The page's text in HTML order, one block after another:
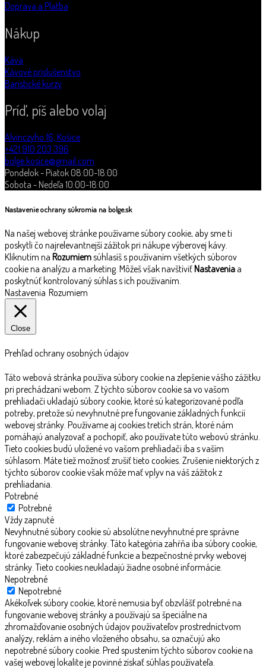
Doprava a Platba
Nákup
Káva
Kávové príslušenstvo
Baristické kurzy
Príď, píš alebo volaj
Alvinczyho 16, Košice
+421 910 203 396
bolge.kosice@gmail.com
Pondelok - Piatok 08:00-18:00
Sobota - Nedeľa 10:00-18:00
Nastavenie ochrany súkromia na bolge.sk
Na našej webovej stránke používame súbory cookie, aby sme ti
poskytli čo najrelevantnejší zážitok pri nákupe výberovej kávy.
Kliknutím na Rozumiemsúhlasíš s používaním všetkých súborov
cookie na analýzu a marketing. Môžeš však navštíviťNastavenia a
poskytnúť kontrolovaný súhlas s ich používaním.
Nastavenia Rozumiem
Close
Prehľad ochrany osobných údajov
Táto webová stránka používa súbory cookie na zlepšenie vášho zážitku
pri prechádzaní webom. Z týchto súborov cookie sa vo vašom
prehliadači ukladajú súbory cookie, ktoré sú kategorizované podľa
potreby, pretože sú nevyhnutné pre fungovanie základných funkcií
webovej stránky. Používame aj cookies tretích strán, ktoré nám
pomáhajú analyzovať a pochopiť, ako používate túto webovú stránku.
Tieto cookies budú uložené vo vašom prehliadači iba s vaším
súhlasom. Máte tiež možnosť zrušiť tieto cookies. Zrušenie niektorých z
týchto súborov cookie však môže mať vplyv na váš zážitok z
prehliadania.
Potrebné
Potrebné
Vždy zapnuté
Nevyhnutné súbory cookie sú absolútne nevyhnutné pre správne
fungovanie webovej stránky. Táto kategória zahŕňa iba súbory cookie,
ktoré zabezpečujú základné funkcie a bezpečnostné prvky webovej
stránky. Tieto cookies neukladajú žiadne osobné informácie.
Nepotrebné
Nepotrebné
Akékoľvek súbory cookie, ktoré nemusia byť obzvlášť potrebné na
fungovanie webovej stránky a používajú sa špeciálne na
zhromažďovanie osobných údajov používateľov prostredníctvom
analýzy, reklám a iného vloženého obsahu, sa označujú ako
nepotrebné súbory cookie. Pred spustením týchto súborov cookie na
vašej webovej lokalite je povinné získať súhlas používateľa.